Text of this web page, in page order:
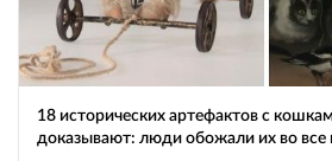
18 исторических артефактов с
доказывают: люди обожали их во все